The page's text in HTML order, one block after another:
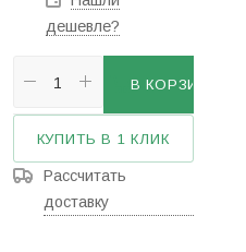
дешевле?
В КОРЗИНУ
КУПИТЬ В 1 КЛИК
Рассчитать
доставку